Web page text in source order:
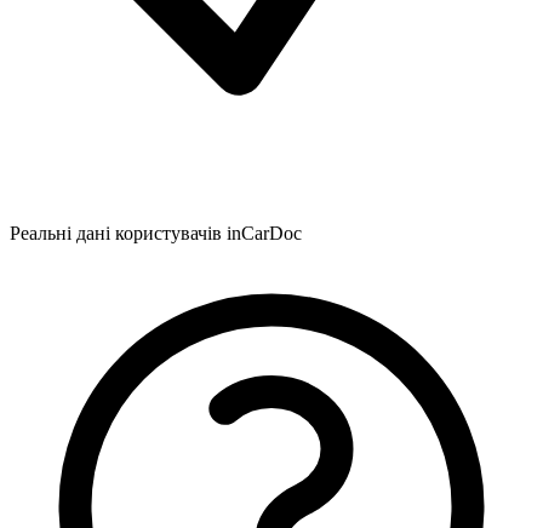
Реальні дані користувачів inCarDoc